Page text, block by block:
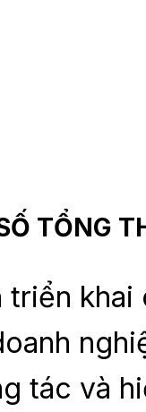
TỔNG
tác và